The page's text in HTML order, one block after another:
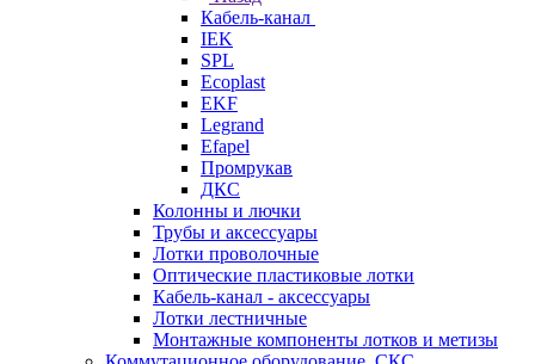
Кабель-канал
IEK
SPL
Ecoplast
EKF
Legrand
Efapel
Промрукав
ДКС
Колонны и лючки
Трубы и аксессуары
Лотки проволочные
Оптические пластиковые лотки
Кабель-канал - аксессуары
Лотки лестничные
Монтажные компоненты лотков и метизы